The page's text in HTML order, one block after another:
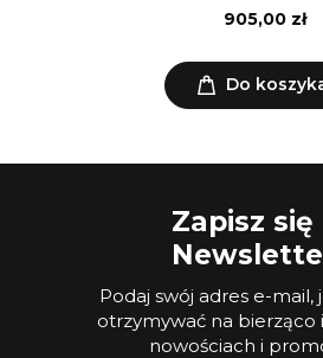
905,00 zł
Do
Zapisz się
Podaj swój adres e-mail,
otrzymywać na bierząco
nowościach i